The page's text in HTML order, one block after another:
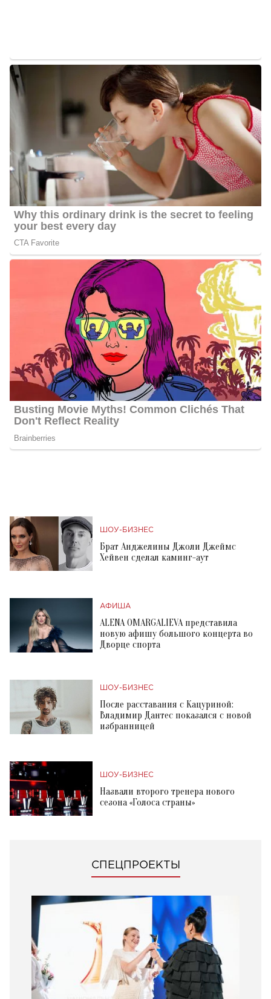
ШОУ-БИЗНЕС
Брат Анджелины Джоли Джеймс
Хейвен сделал каминг-аут
АФИША
ALENA OMARGALIEVA представила
новую афишу большого концерта во
Дворце спорта
ШОУ-БИЗНЕС
После расставания с Кацуриной:
Владимир Дантес показался с новой
избранницей
ШОУ-БИЗНЕС
Назвали второго тренера нового
сезона «Голоса страны»
СПЕЦПРОЕКТЫ